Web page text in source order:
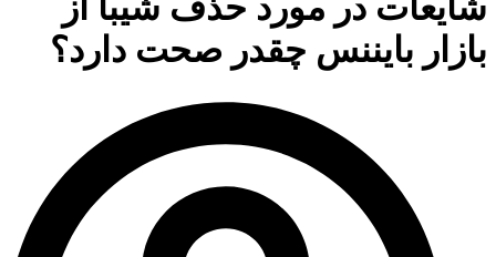
شایعات در مورد حذف شیبا از
بازار بایننس چقدر صحت دارد؟